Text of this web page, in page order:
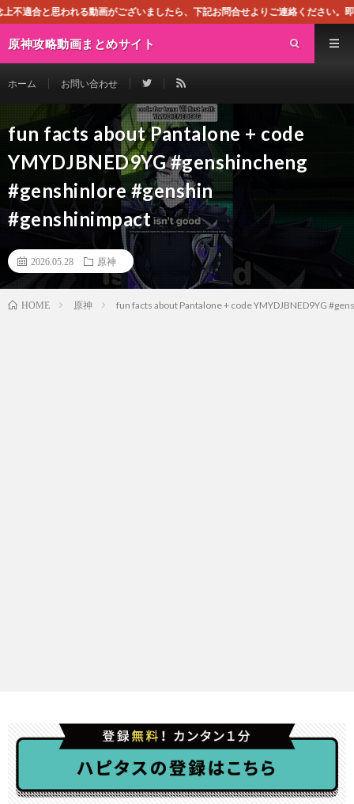
がございましたら、下記お問合せよりご連絡ください。即刻対処させて頂
原神攻略動画まとめサイト
ホーム お問い合わせ
fun facts about Pantalone + code
YMYDJBNED9YG #genshincheng
#genshinlore #genshin
#genshinimpact
2026.05.28 原神
HOME 原神 fun facts about Pantalone + code YMYDJBNED9YG